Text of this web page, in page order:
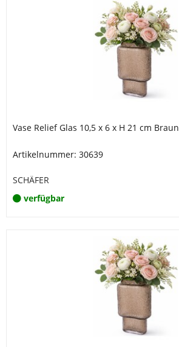
Vase Relief Glas 10,5 x 6 x H 21 cm Braun
Artikelnummer: 30639
SCHÄFER
verfügbar